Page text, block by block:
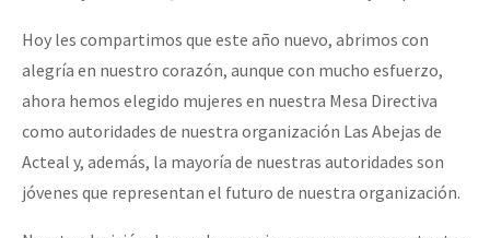
Hoy les compartimos que este año nuevo, abrimos con
alegría en nuestro corazón, aunque con mucho esfuerzo,
ahora hemos elegido mujeres en nuestra Mesa Directiva
como autoridades de nuestra organización Las Abejas de
Acteal y, además, la mayoría de nuestras autoridades son
jóvenes que representan el futuro de nuestra organización.